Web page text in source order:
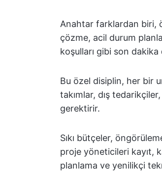
Anahtar farklardan biri,
çözme, acil durum
koşulları gibi son
Bu özel disiplin, her bir
takımlar, dış
gerektirir.
Sıkı bütçeler,
proje yöneticileri kayıt,
planlama ve yenilikçi